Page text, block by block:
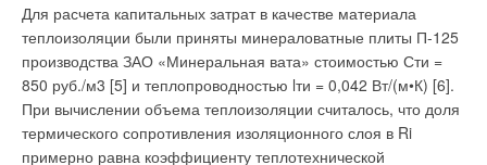
Для расчета капитальных затрат в качестве материала
теплоизоляции были приняты минераловатные плиты П-125
производства ЗАО «Минеральная вата» стоимостью Сти =
850 руб./м3 [5] и теплопроводностью lти = 0,042 Вт/(м•К) [6].
При вычислении объема теплоизоляции считалось, что доля
термического сопротивления изоляционного слоя в Ri
примерно равна коэффициенту теплотехнической
Ваше имя *
Ваш E-mail *
покомнатная схема подачи воздуха реализуется просто.
Обработанный воздух подается в замкнутый, на камеру
рециркуляции, воздуховод большого диаметра, чтобы
линейные потери были минимальны. В каждое
обслуживаемое помещение ведет воздуховод с задвижкой.
При условии применения воздухораспределителей с
высоким сопротивлением, гидравлическая устойчивость